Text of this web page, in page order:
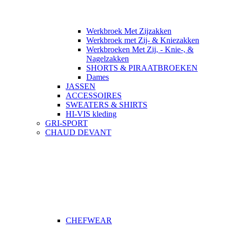
Werkbroek Met Zijzakken
Werkbroek met Zij- & Kniezakken
Werkbroeken Met Zij, - Knie-, &
Nagelzakken
SHORTS & PIRAATBROEKEN
Dames
JASSEN
ACCESSOIRES
SWEATERS & SHIRTS
HI-VIS kleding
GRI-SPORT
CHAUD DEVANT
CHEFWEAR